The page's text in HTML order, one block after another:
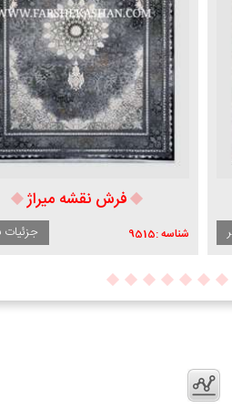
جزئیات بیشتر
فرش مدل